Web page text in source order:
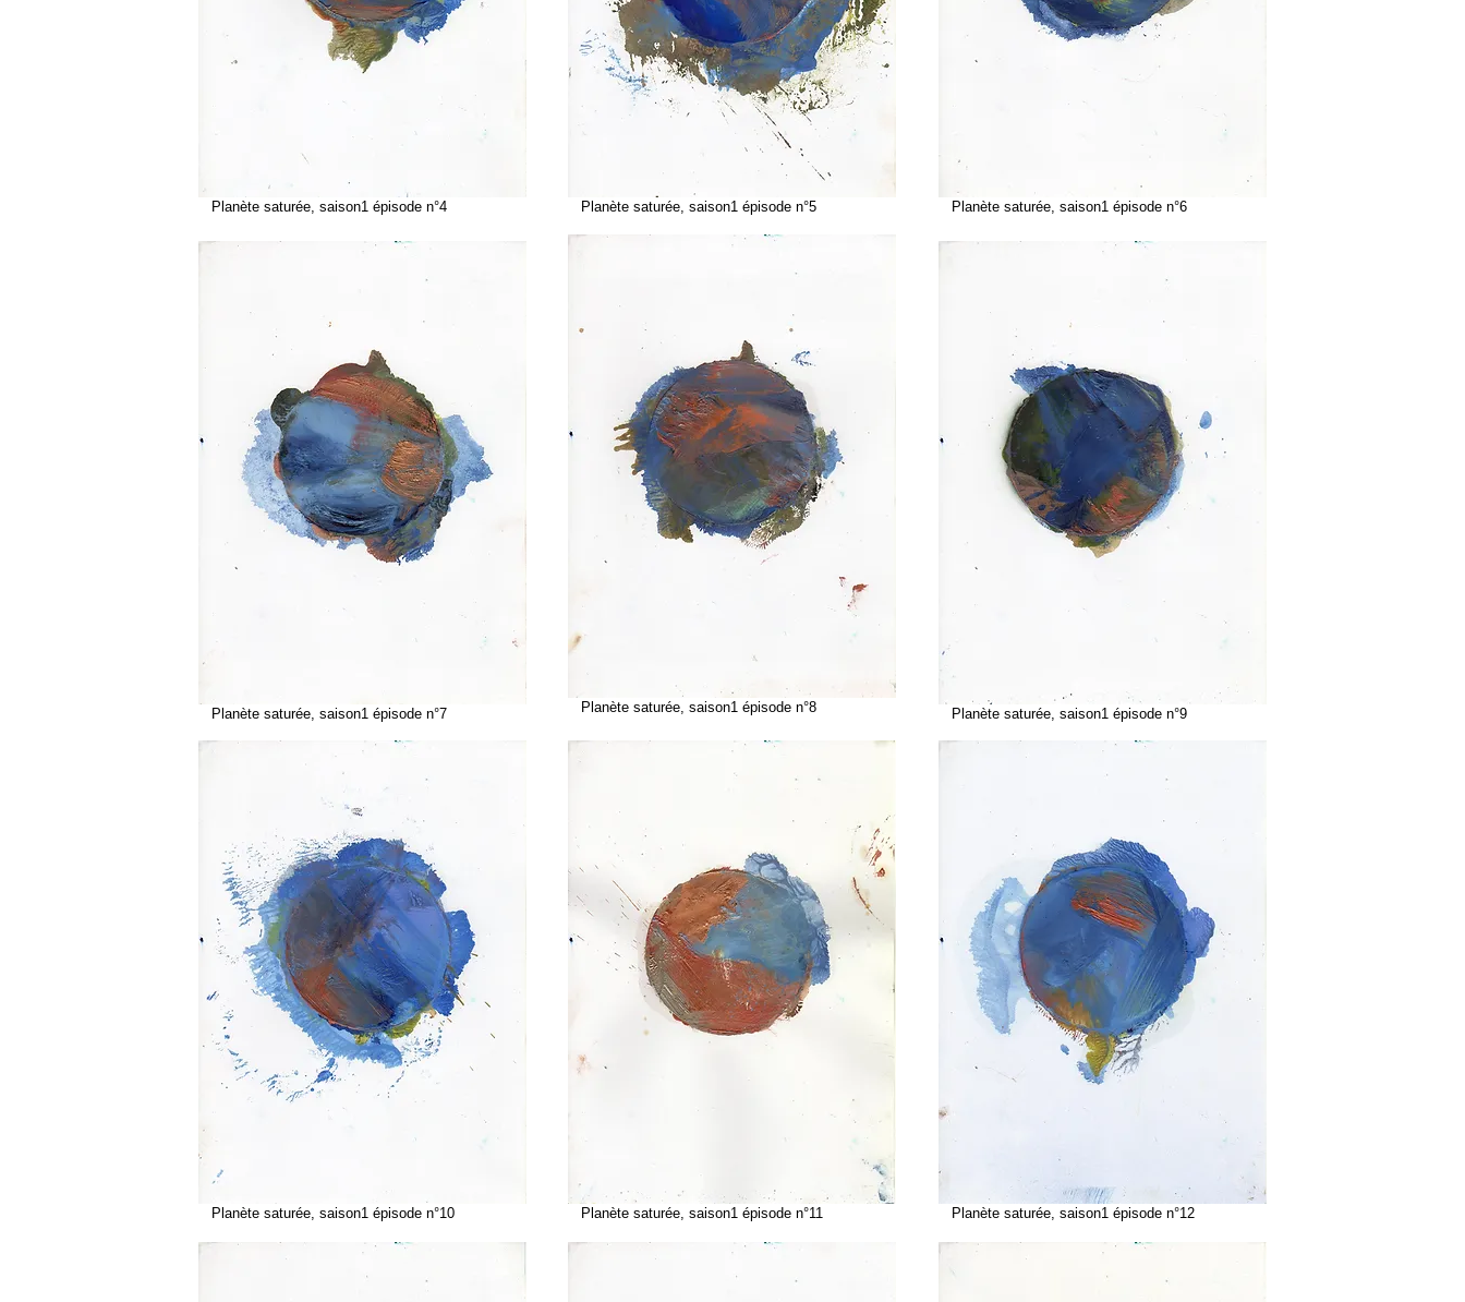
Planète saturée, saison1 épisode n°4
Planète saturée, saison1 épisode n°7
Planète saturée, saison1 épisode n°10
Planète saturée, saison1 épisode n°5
Planète saturée, saison1 épisode n°8
Planète saturée, saison1 épisode n°11
Planète saturée, saison1 épisode n°6
Planète saturée, saison1 épisode n°9
Planète saturée, saison1 épisode n°12